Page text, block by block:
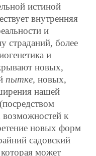
истиной
внутренняя
и
страданий, более
и
новых,
пытке, новых,
нашей
к
новых форм
садовский
может